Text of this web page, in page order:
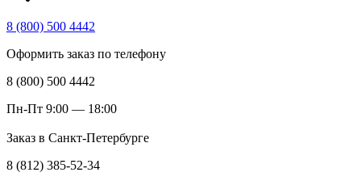
8 (800) 500 4442
Оформить заказ по телефону
8 (800) 500 4442
Пн-Пт 9:00 — 18:00
Заказ в Санкт-Петербурге
8 (812) 385-52-34